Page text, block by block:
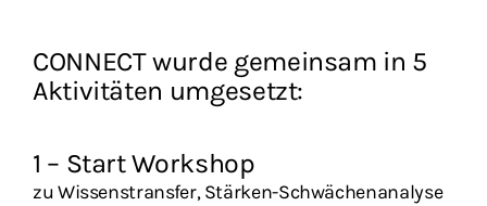
CONNECT wurde gemeinsam in 5
Aktivitäten umgesetzt:
1 – Start Workshop
zu Wissenstransfer, Stärken-Schwächenanalyse